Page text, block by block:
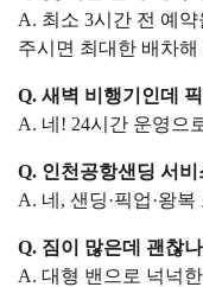
A. 최소 3시간 전 예
주시면 최대한 배차해
Q. 새벽 비행기인데
A. 네! 24시간 운영으
Q. 인천공항샌딩 서
A. 네, 샌딩·픽업·왕
Q. 짐이 많은데 괜찮
A. 대형 밴으로 넉넉